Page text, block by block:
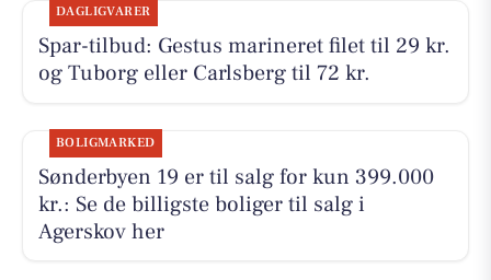
DAGLIGVARER
Spar-tilbud: Gestus marineret filet til 29 kr.
og Tuborg eller Carlsberg til 72 kr.
BOLIGMARKED
Sønderbyen 19 er til salg for kun 399.000
kr.: Se de billigste boliger til salg i
Agerskov her